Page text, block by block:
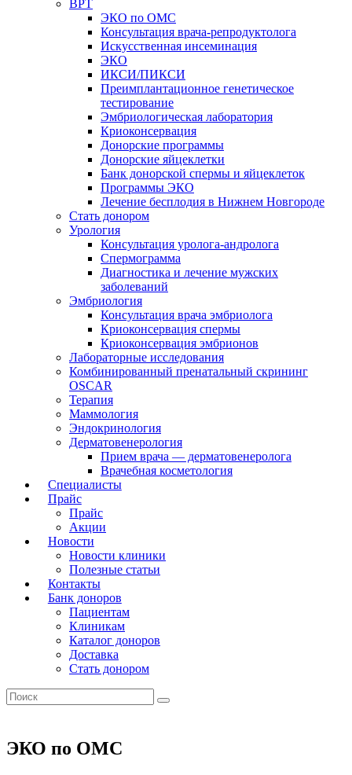
ВРТ
ЭКО по ОМС
Консультация врача-репродуктолога
Искусственная инсеминация
ЭКО
ИКСИ/ПИКСИ
Преимплантационное генетическое
тестирование
Эмбриологическая лаборатория
Криоконсервация
Донорские программы
Донорские яйцеклетки
Банк донорской спермы и яйцеклеток
Программы ЭКО
Лечение бесплодия в Нижнем Новгороде
Стать донором
Урология
Консультация уролога-андролога
Спермограмма
Диагностика и лечение мужских
заболеваний
Эмбриология
Консультация врача эмбриолога
Криоконсервация спермы
Криоконсервация эмбрионов
Лабораторные исследования
Комбинированный пренатальный скрининг
OSCAR
Терапия
Маммология
Эндокринология
Дерматовенерология
Прием врача — дерматовенеролога
Врачебная косметология
Специалисты
Прайс
Прайс
Акции
Новости
Новости клиники
Полезные статьи
Контакты
Банк доноров
Пациентам
Клиникам
Каталог доноров
Доставка
Стать донором
ЭКО по ОМС